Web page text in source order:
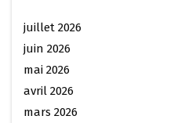
juillet 2026
juin 2026
mai 2026
avril 2026
mars 2026